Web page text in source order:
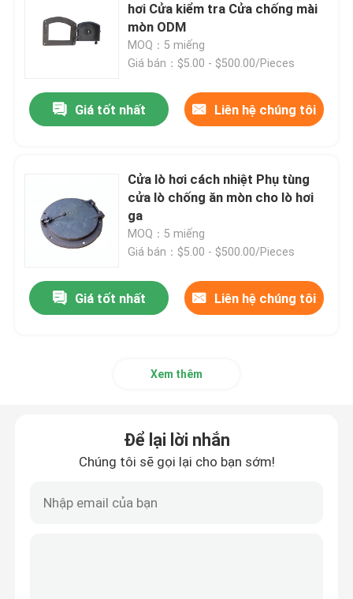
Nhà
hơi Cửa kiểm tra Cửa chống mài
mòn ODM
MOQ：5 miếng
Giá bán：$5.00 - $500.00/Pieces
Giá tốt nhất Liên hệ chúng tôi
Cửa lò hơi cách nhiệt Phụ tùng
cửa lò chống ăn mòn cho lò hơi
ga
MOQ：5 miếng
Giá bán：$5.00 - $500.00/Pieces
Giá tốt nhất Liên hệ chúng tôi
Xem thêm
Để lại lời nhắn
Chúng tôi sẽ gọi lại cho bạn sớm!